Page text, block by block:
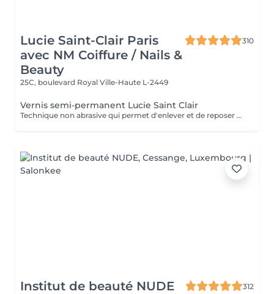
Lucie Saint-Clair Paris
avec NM Coiffure / Nails &
Beauty
310
25C, boulevard Royal Ville-Haute L-2449
Vernis semi-permanent Lucie Saint Clair
Technique non abrasive qui permet d'enlever et de reposer en douceur votre semi-permanent. Tenue ,brillance impeccable
Institut de beauté NUDE
312